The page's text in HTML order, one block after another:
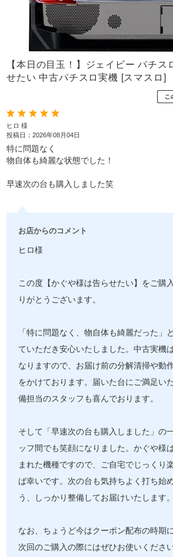
【本日の目玉！】ジェイビー パチス
せたい 中古パチスロ実機 [スマスロ
ヒロ 様
投稿日：2026年08月04日
特に問題なく
物自体も綺麗な状態でした！
早速次の台も購入しました笑
お店からのコメント
ヒロ様
この度【かぐや様は告らせたい】をご購
りがとうございます。
「特に問題なく、物自体も綺麗だった」
ていただき安心いたしました。中古実機
なりますので、お届け前の分解清掃や動
をかけております。届いた台にご満足い
備担当のスタッフも喜んでおります。
そして「早速次の台も購入しました」の
ッフ間でも笑顔になりました。かぐや様
まれた機種ですので、ご自宅でじっくり
ば幸いです。次の台も気持ちよく打ち始
う、しっかり整備してお届けいたします。
なお、ちょうど今はクーポン配布の時期
次回のご購入の際にはぜひお使いください